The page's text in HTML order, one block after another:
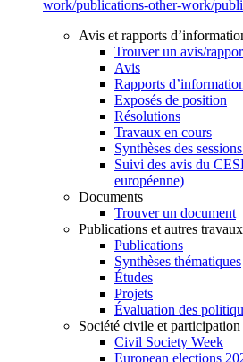
work/publications-other-work/
Avis et rapports
Trouver un avis/
Avis
Rapports
Exposés de position
Résolutions
Travaux en cours
Synthèses des
Suivi des avis du
européenne)
Documents
Trouver un document
Publications et autres travaux
Publications
Synthèses thématiques
Études
Projets
Évaluation des
Société civile et participation
Civil Society Week
European elections